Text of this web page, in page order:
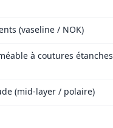
(vaseline / NOK)
à coutures étanches
(mid-layer / polaire)